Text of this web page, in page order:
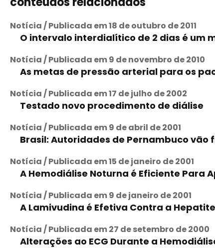
Notícia / Publicada em 18 de outubro de 2011
O intervalo interdialítico de 2 dias é um
Notícia / Publicada em 9 de novembro de 2010
As metas de pressão arterial para os
Notícia / Publicada em 17 de julho de 2002
Testado novo procedimento de diálise
Notícia / Publicada em 9 de abril de 2001
Brasil: Autoridades de Pernambuco
Notícia / Publicada em 15 de janeiro de 2001
A Hemodiálise Noturna é Eficiente Para
Notícia / Publicada em 9 de janeiro de 2001
A Lamivudina é Efetiva Contra a
Notícia / Publicada em 27 de setembro de 2000
Alterações ao ECG Durante a